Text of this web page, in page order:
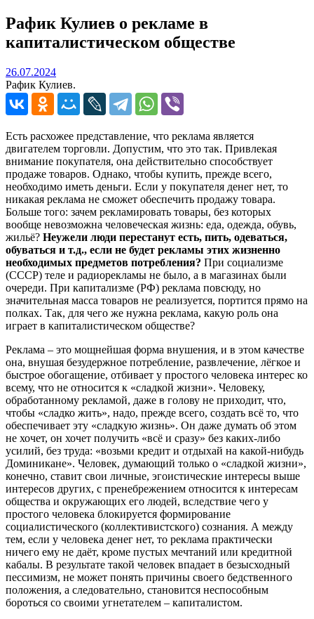
Рафик Кулиев о рекламе в
капиталистическом обществе
26.07.202426.07.2024
Рафик Кулиев.
Есть расхожее представление, что реклама является
двигателем торговли. Допустим, что это так. Привлекая
внимание покупателя, она действительно способствует
продаже товаров. Однако, чтобы купить, прежде всего,
необходимо иметь деньги. Если у покупателя денег нет, то
никакая реклама не сможет обеспечить продажу товара.
Больше того: зачем рекламировать товары, без которых
вообще невозможна человеческая жизнь: еда, одежда, обувь,
жильё? Неужели люди перестанут есть, пить, одеваться,
обуваться и т.д., если не будет рекламы этих жизненно
необходимых предметов потребления? При социализме
(СССР) теле и радиорекламы не было, а в магазинах были
очереди. При капитализме (РФ) реклама повсюду, но
значительная масса товаров не реализуется, портится прямо на
полках. Так, для чего же нужна реклама, какую роль она
играет в капиталистическом обществе?
Реклама – это мощнейшая форма внушения, и в этом качестве
она, внушая безудержное потребление, развлечение, лёгкое и
быстрое обогащение, отбивает у простого человека интерес ко
всему, что не относится к «сладкой жизни». Человеку,
обработанному рекламой, даже в голову не приходит, что,
чтобы «сладко жить», надо, прежде всего, создать всё то, что
обеспечивает эту «сладкую жизнь». Он даже думать об этом
не хочет, он хочет получить «всё и сразу» без каких-либо
усилий, без труда: «возьми кредит и отдыхай на какой-нибудь
Доминикане». Человек, думающий только о «сладкой жизни»,
конечно, ставит свои личные, эгоистические интересы выше
интересов других, с пренебрежением относится к интересам
общества и окружающих его людей, вследствие чего у
простого человека блокируется формирование
социалистического (коллективистского) сознания. А между
тем, если у человека денег нет, то реклама практически
ничего ему не даёт, кроме пустых мечтаний или кредитной
кабалы. В результате такой человек впадает в безысходный
пессимизм, не может понять причины своего бедственного
положения, а следовательно, становится неспособным
бороться со своими угнетателем – капиталистом.